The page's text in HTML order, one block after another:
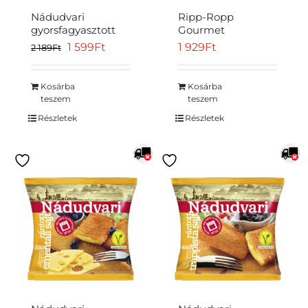
Átvétel
Nádudvari
gyorsfagyasztott
rántott camembert
2 189Ft Original
price
was:
2
189Ft.
1 599Ft
price
Kosárba
teszem
Részletek
Ripp-Ropp
Gourmet
gyorsfagyasztott
500 g
1 929Ft
Kosárba
teszem
Részletek